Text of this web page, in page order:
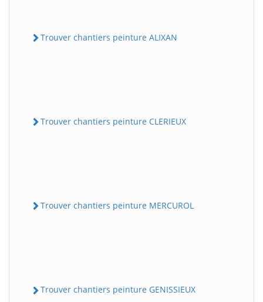
Trouver chantiers peinture ALIXAN
Trouver chantiers peinture CLERIEUX
Trouver chantiers peinture MERCUROL
Trouver chantiers peinture GENISSIEUX